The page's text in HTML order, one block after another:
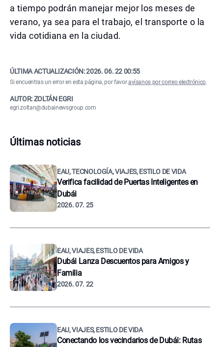
a tiempo podrán manejar mejor los meses de
verano, ya sea para el trabajo, el transporte o la
vida cotidiana en la ciudad.
ÚLTIMA ACTUALIZACIÓN:2026. 06. 22 00:55
Si encuentras un error en esta página, por favoravísanos por correo electrónico.
AUTOR: ZOLTÁN EGRI
egri.zoltan@dubainewsgroup.com
Últimas noticias
EAU, TECNOLOGÍA, VIAJES, ESTILO DE VIDA
Verifica facilidad de Puertas Inteligentes en
Dubái
2026. 07. 25
EAU, VIAJES, ESTILO DE VIDA
Dubái Lanza Descuentos para Amigos y
Familia
2026. 07. 22
EAU, VIAJES, ESTILO DE VIDA
Conectando los vecindarios de Dubái: Rutas